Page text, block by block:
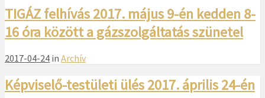
TIGÁZ felhívás 2017. május 9-én kedden 8-
16 óra között a gázszolgáltatás szünetel
2017-04-24 in Archív
Képviselő-testületi ülés 2017. április 24-én